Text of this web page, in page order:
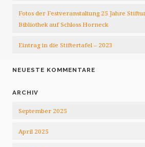
Fotos der Festveranstaltung 25 Jahre
Bibliothek auf Schloss Horneck
Eintrag in die Stiftertafel – 2023
NEUESTE KOMMENTARE
ARCHIV
September 2025
April 2025